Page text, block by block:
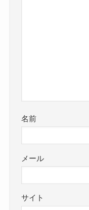
名前
メール
サイト